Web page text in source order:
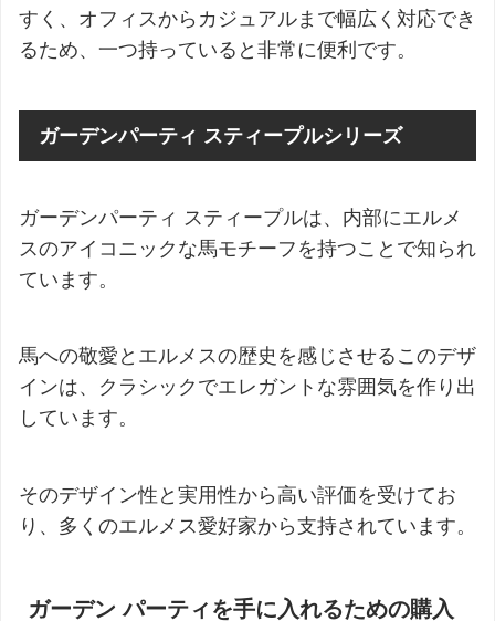
すく、オフィスからカジュアルまで幅広く対応でき
るため、一つ持っていると非常に便利です。
ガーデンパーティ スティープルシリーズ
ガーデンパーティ スティープルは、内部にエルメ
スのアイコニックな馬モチーフを持つことで知られ
ています。
馬への敬愛とエルメスの歴史を感じさせるこのデザ
インは、クラシックでエレガントな雰囲気を作り出
しています。
そのデザイン性と実用性から高い評価を受けてお
り、多くのエルメス愛好家から支持されています。
ガーデン パーティを手に入れるための購入